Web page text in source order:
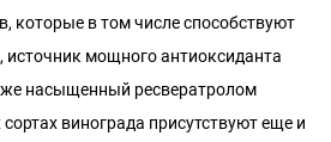
которые в том числе способствуют
источник мощного антиоксиданта
насыщенный ресвератролом
винограда присутствуют еще и